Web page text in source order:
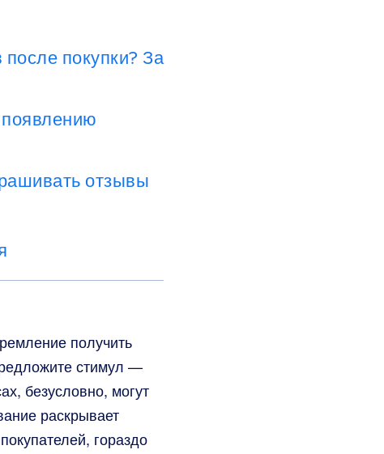
покупки? За
появлению
отзывы
получить
стимул —
безусловно, могут
раскрывает
гораздо